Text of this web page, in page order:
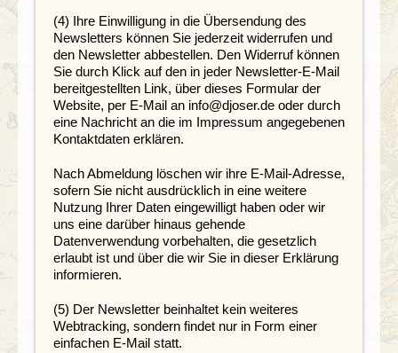
(4) Ihre Einwilligung in die Übersendung des
Newsletters können Sie jederzeit widerrufen und
den Newsletter abbestellen. Den Widerruf können
Sie durch Klick auf den in jeder Newsletter-E-Mail
bereitgestellten Link, über dieses Formular der
Website, per E-Mail an info@djoser.de oder durch
eine Nachricht an die im Impressum angegebenen
Kontaktdaten erklären.
Nach Abmeldung löschen wir ihre E-Mail-Adresse,
sofern Sie nicht ausdrücklich in eine weitere
Nutzung Ihrer Daten eingewilligt haben oder wir
uns eine darüber hinaus gehende
Datenverwendung vorbehalten, die gesetzlich
erlaubt ist und über die wir Sie in dieser Erklärung
informieren.
(5) Der Newsletter beinhaltet kein weiteres
Webtracking, sondern findet nur in Form einer
einfachen E-Mail statt.